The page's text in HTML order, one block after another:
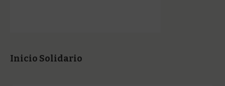
Inicio Solidario